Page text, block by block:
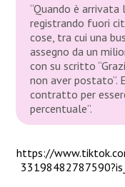
“Quando è
registrando fuori
cose, tra cui una
assegno da un
con su scritto
non aver postato”.
contratto per
percentuale”.
https://